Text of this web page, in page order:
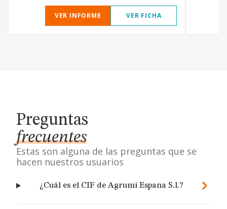
VER INFORME VER FICHA
Preguntas
frecuentes
Estas son alguna de las preguntas que se
hacen nuestros usuarios
¿Cuál es el CIF de Agrumi Espana S.l.?